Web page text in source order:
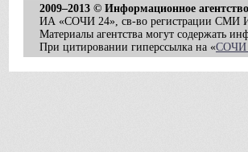
2009–2013 © Информационное
ИА «СОЧИ 24», св-во регистрации
Материалы агентства могут содержать
При цитировании гиперссылка на «СОЧИ